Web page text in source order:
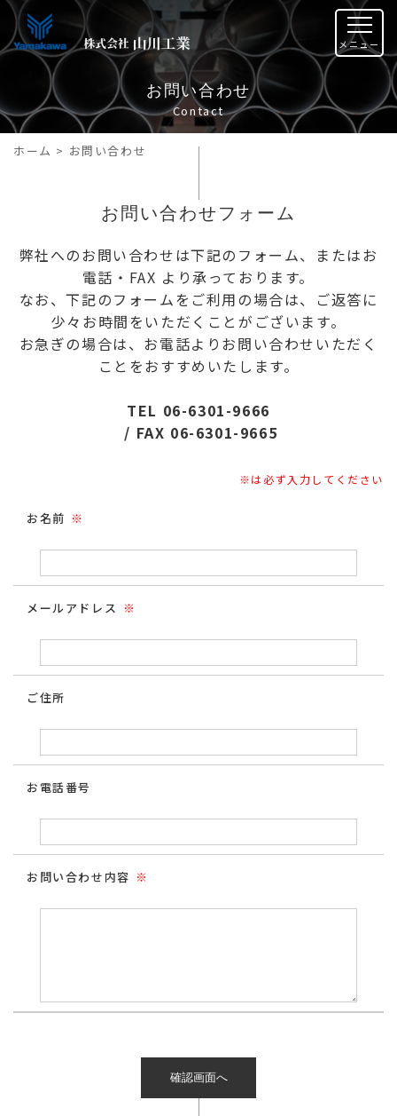
お問い合わせ
Contact
ホーム > お問い合わせ
お問い合わせフォーム
弊社へのお問い合わせは下記のフォーム、またはお
電話・FAX より承っております。
なお、下記のフォームをご利用の場合は、ご返答に
少々お時間をいただくことがございます。
お急ぎの場合は、お電話よりお問い合わせいただく
ことをおすすめいたします。
TEL 06-6301-9666
/ FAX 06-6301-9665
※は必ず入力してください
お名前 ※
メールアドレス ※
ご住所
お電話番号
お問い合わせ内容 ※